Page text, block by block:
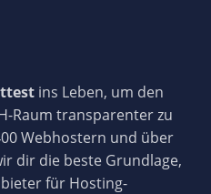
ins Leben, um den
Raum transparenter zu
Webhostern und über
dir die beste Grundlage,
für Hosting-